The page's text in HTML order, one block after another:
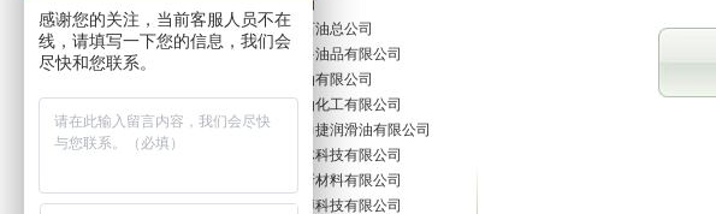
中国海洋石油总公司
东风嘉实多油品有限公司
东风润滑油有限公司
力达士石油化工有限公司
（香港）力捷润滑油有限公司
爱索普流体科技有限公司
安徽未来新材料有限公司
霸州市陆博科技有限公司
感谢您的关注，当前客服人员不在
线，请填写一下您的信息，我们会
尽快和您联系。